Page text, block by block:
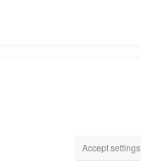
Accept settings